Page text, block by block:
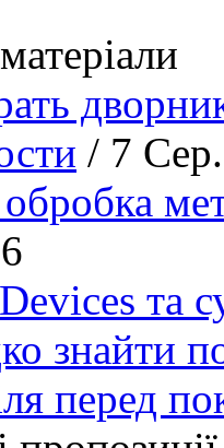
/ 7
та
знайти
перед